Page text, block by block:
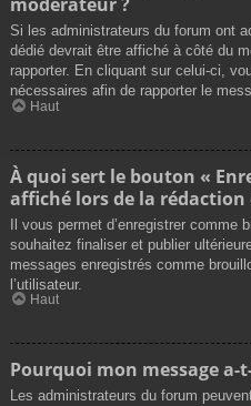
Si les administrateurs du forum ont
dédié devrait être affiché à côté du
rapporter. En cliquant sur celui-ci,
nécessaires afin de rapporter le
Haut
À quoi sert le bouton «
affiché lors de la rédaction
Il vous permet d’enregistrer
souhaitez finaliser et publier
messages enregistrés comme
l’utilisateur.
Haut
Pourquoi mon message a-
Les administrateurs du forum